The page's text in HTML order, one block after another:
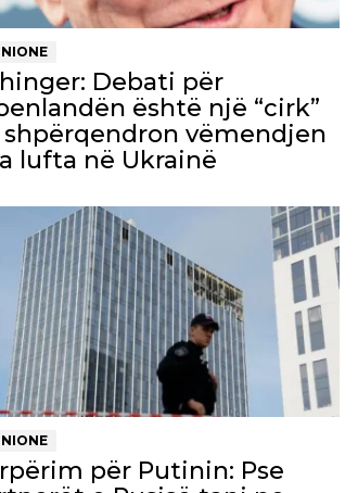
Debati për
është një “cirk”
shpërqendron vëmendjen
lufta në Ukrainë
për Putinin: Pse